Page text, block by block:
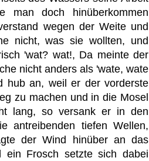
man doch hinüberkommen
wegen der Weite und
nicht, was sie wollten, und
'wat? wat!, Da meinte der
nicht anders als 'wate, wate
hub an, weil er der vorderste
zu machen und in die Mosel
lang, so versank er in den
antreibenden tiefen Wellen,
der Wind hinüber an das
ein Frosch setzte sich dabei